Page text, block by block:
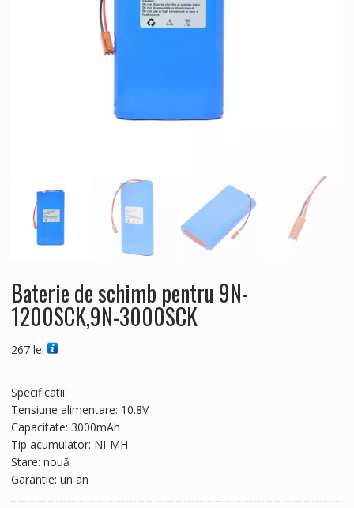
Baterie de schimb pentru 9N-
1200SCK,9N-3000SCK
267 lei
Specificatii:
Tensiune alimentare: 10.8V
Capacitate: 3000mAh
Tip acumulator: NI-MH
Stare: nouă
Garantie: un an